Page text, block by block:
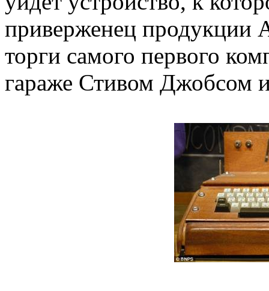
приверженец продукции
торги самого первого
гараже Стивом Джобсом